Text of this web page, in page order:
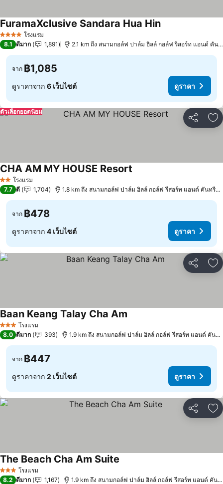
4 ดาว โรงแรม
FuramaXclusive Sandara Hua Hinดูราคา
8.1 ดีมาก 1,891 2.1 km ถึง สนามกอล์ฟ ปาล์ม ฮิลล์ กอล์ฟ รีสอร์ท แอนด์ คัน
จาก ฿1,085
ดูราคาจาก 6 เว็บไซต์ ดูราคา
แชร์ เ
ตัวเลือกยอดนิยม
2 ดาวโรงแรม
CHA AM MY HOUSE Resort
7.7 ดี 1,704 1.8 km ถึง สนามกอล์ฟ ปาล์ม ฮิลล์ กอล์ฟ รีสอร์ท แอนด์ คันทรีค
จาก ฿478
ดูราคาจาก 4 เว็บไซต์ ดูราคา
แชร์ เ
3 ดาว โรงแรม
Baan Keang Talay Cha Am
8.0 ดีมาก 393 1.9 km ถึง สนามกอล์ฟ ปาล์ม ฮิลล์ กอล์ฟ รีสอร์ท แอนด์ คันท
จาก ฿447
ดูราคาจาก 2 เว็บไซต์ ดูราคา
แชร์ เ
3 ดาว โรงแรม
The Beach Cha Am Suite
8.2 ดีมาก 1,167 1.9 km ถึง สนามกอล์ฟ ปาล์ม ฮิลล์ กอล์ฟ รีสอร์ท แอนด์ คัน